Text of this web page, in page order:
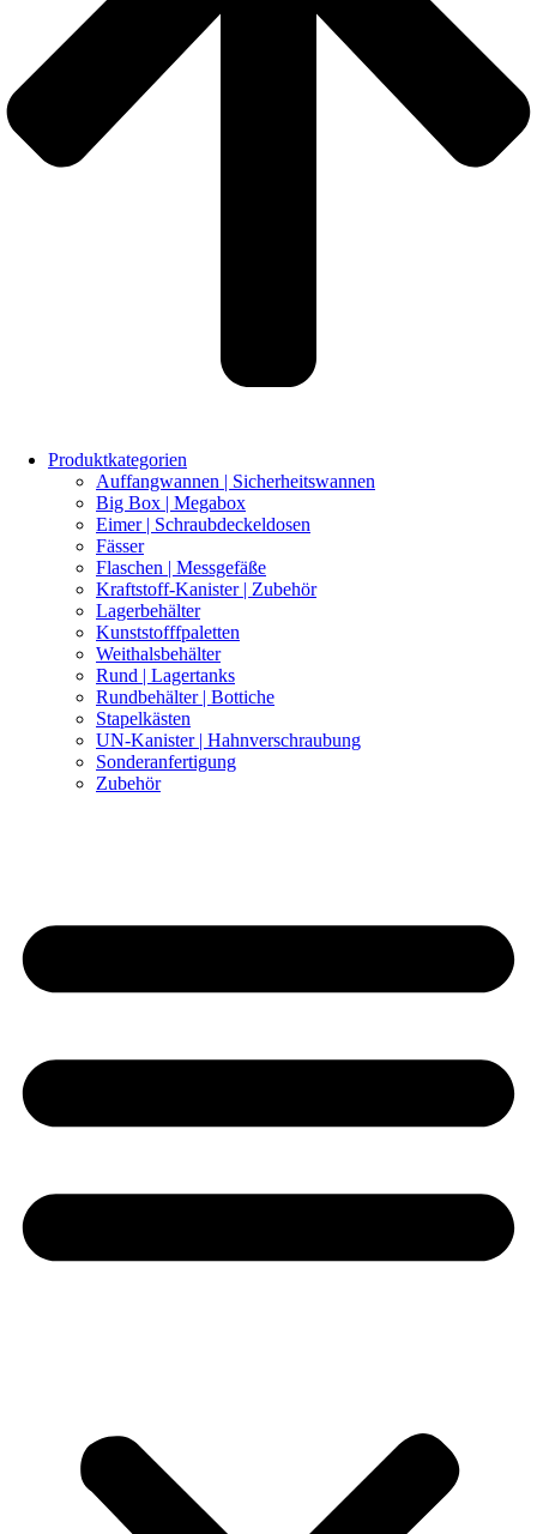
Produktkategorien
Auffangwannen | Sicherheitswannen
Big Box | Megabox
Eimer | Schraubdeckeldosen
Fässer
Flaschen | Messgefäße
Kraftstoff-Kanister | Zubehör
Lagerbehälter
Kunststofffpaletten
Weithalsbehälter
Rund | Lagertanks
Rundbehälter | Bottiche
Stapelkästen
UN-Kanister | Hahnverschraubung
Sonderanfertigung
Zubehör